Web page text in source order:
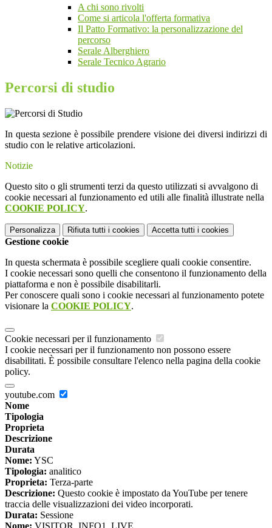
A chi sono rivolti
Come si articola l'offerta formativa
Il Patto Formativo: la personalizzazione del
percorso
Serale Alberghiero
Serale Tecnico Agrario
Percorsi di studio
In questa sezione è possibile prendere visione dei diversi indirizzi di
studio con le relative articolazioni.
Notizie
Questo sito o gli strumenti terzi da questo utilizzati si avvalgono di
cookie necessari al funzionamento ed utili alle finalità illustrate nella
COOKIE POLICY.
Personalizza Rifiuta tutti i cookies Accetta tutti i cookies
Gestione cookie
In questa schermata è possibile scegliere quali cookie consentire.
I cookie necessari sono quelli che consentono il funzionamento della
piattaforma e non è possibile disabilitarli.
Per conoscere quali sono i cookie necessari al funzionamento potete
visionare la COOKIE POLICY.
Cookie necessari per il funzionamento
I cookie necessari per il funzionamento non possono essere
disabilitati. È possibile consultare l'elenco nella pagina della cookie
policy.
youtube.com
Nome
Tipologia
Proprieta
Descrizione
Durata
Nome: YSC
Tipologia: analitico
Proprieta: Terza-parte
Descrizione: Questo cookie è impostato da YouTube per tenere
traccia delle visualizzazioni dei video incorporati.
Durata: Sessione